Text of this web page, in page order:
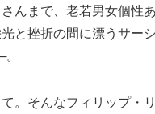
んまで、老若男女個性
と挫折の間に漂うサー
。そんなフィリップ・